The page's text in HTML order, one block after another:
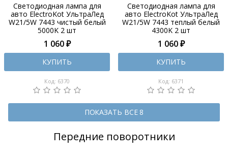
Светодиодная лампа для
авто ElectroKot УльтраЛед
W21/5W 7443 чистый белый
5000K 2 шт
1 060 ₽
КУПИТЬ
Код: 6370
Светодиодная лампа для
авто ElectroKot УльтраЛед
W21/5W 7443 теплый белый
4300K 2 шт
1 060 ₽
КУПИТЬ
Код: 6371
ПОКАЗАТЬ ВСЕ 8
Передние поворотники